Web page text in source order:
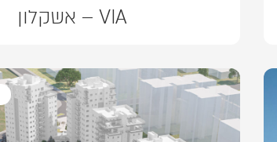
VIA – אשקלון